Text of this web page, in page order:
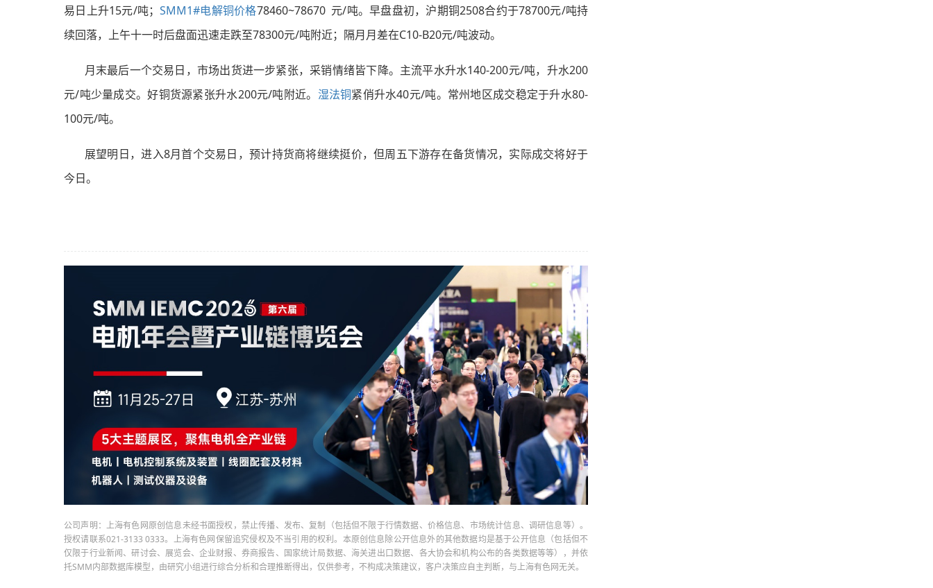
易日上升15元/吨； SMM1#电解铜价格78460~78670 元/吨。早盘盘初，沪期铜2508合约于78700元/吨持
续回落，上午十一时后盘面迅速走跌至78300元/吨附近；隔月月差在C10-B20元/吨波动。
月末最后一个交易日，市场出货进一步紧张，采销情绪皆下降。主流平水升水140-200元/吨，升水200
元/吨少量成交。好铜货源紧张升水200元/吨附近。 湿法铜紧俏升水40元/吨。常州地区成交稳定于升水80-
100元/吨。
展望明日，进入8月首个交易日，预计持货商将继续挺价，但周五下游存在备货情况，实际成交将好于
今日。
公司声明：上海有色网原创信息未经书面授权，禁止传播、发布、复制（包括但不限于行情数据、价格信息、市场统计信息、调研信息等）。
授权请联系021-3133 0333。上海有色网保留追究侵权及不当引用的权利。本原创信息除公开信息外的其他数据均是基于公开信息（包括但不
仅限于行业新闻、研讨会、展览会、企业财报、券商报告、国家统计局数据、海关进出口数据、各大协会和机构公布的各类数据等等），并依
托SMM内部数据库模型，由研究小组进行综合分析和合理推断得出，仅供参考，不构成决策建议，客户决策应自主判断，与上海有色网无关。